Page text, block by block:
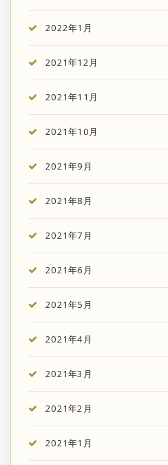
2022年1月
2021年12月
2021年11月
2021年10月
2021年9月
2021年8月
2021年7月
2021年6月
2021年5月
2021年4月
2021年3月
2021年2月
2021年1月